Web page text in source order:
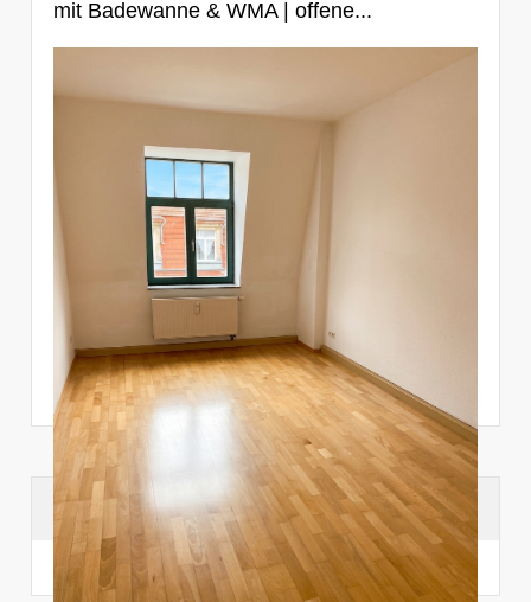
mit Badewanne & WMA | offene...
Suchhistorie
noch nichts angesehen